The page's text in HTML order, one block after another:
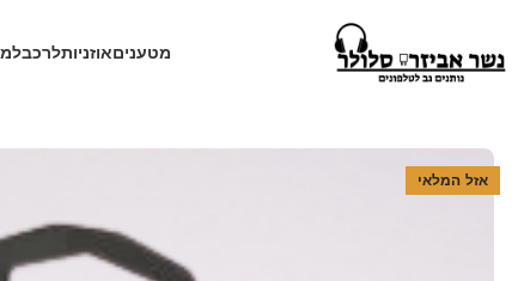
מטעניםאוזניותלרכב
אזל המלאי